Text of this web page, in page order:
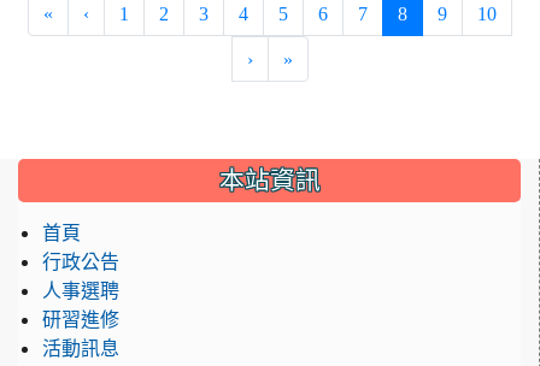
« ‹ 1 2 3 4 5 6 7 8(current)
9 10
› »
::: 本站資訊
首頁
行政公告
人事選聘
研習進修
活動訊息